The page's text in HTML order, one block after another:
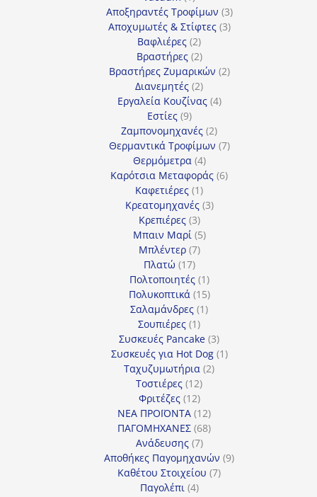
προϊόν
Αποξηραντές Τροφίμων 33
προϊόντα
Αποχυμωτές & Στίφτες 33
Βαφλιέρες 22
προϊόντα
Βραστήρες 22
προϊόντα
Βραστήρες Ζυμαρικών 22
Διανεμητές 22
προϊόντα
Εργαλεία Κουζίνας 44
Εστίες 99
προϊόντα
Ζαμπονομηχανές 22
προϊόντα
Θερμαντικά Τροφίμων 77
Θερμόμετρα 44
προϊόντα
Καρότσια Μεταφοράς 66
Καφετιέρες 11
προϊόν
Κρεατομηχανές 33
Κρεπιέρες 33
προϊόντα
Μπαιν Μαρί 55
Μπλέντερ 77
Πλατώ 1717
προϊόντα
Πολτοποιητές 11
προϊόν
Πολυκοπτικά 1515
προϊόντα
Σαλαμάνδρες 11
Σουπιέρες 11
προϊόν
Συσκευές Pancake 33
προϊόντα
Συσκευές για Hot Dog 11
Ταχυζυμωτήρια 22
Τοστιέρες 1212
προϊόντα
Φριτέζες 1212
προϊόντα
ΝΕΑ ΠΡΟΪΟΝΤΑ 1212
προϊόντα
ΠΑΓΟΜΗΧΑΝΕΣ 6868
Ανάδευσης 77
προϊόντα
Αποθήκες Παγομηχανών 99
Καθέτου Στοιχείου 77
Παγολέπι 44